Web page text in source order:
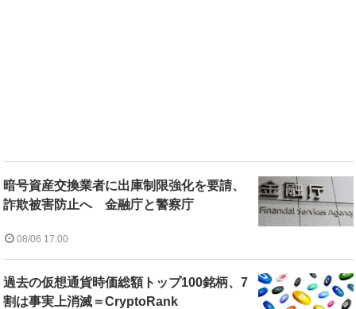
暗号資産交換業者に出庫制限強化を要請、
詐欺被害防止へ 金融庁と警察庁
08/06 17:00
過去の仮想通貨時価総額トップ100銘柄、7
割は事実上消滅＝CryptoRank